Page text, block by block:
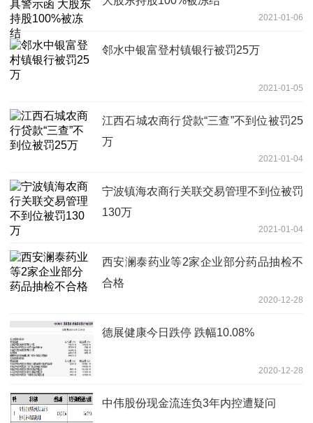
2021-01-06
邻水中银富登村镇银行被罚25万
2021-01-05
江西石城农商行贷款“三查”不到位被罚25
万
2021-01-04
宁波镇海农商行关联交易管理不到位被罚
130万
2021-01-04
西安澜泰药业等2家企业部分药品抽检不
合格
2020-12-28
德展健康今日跌停 跌幅10.08%
2020-12-28
中伟股份现金流连负3年内控遭疑问